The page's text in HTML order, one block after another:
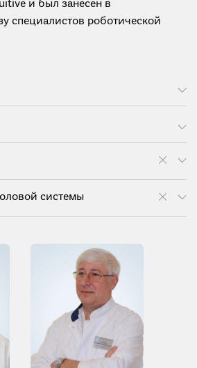
и был занесен в
специалистов роботической
системы